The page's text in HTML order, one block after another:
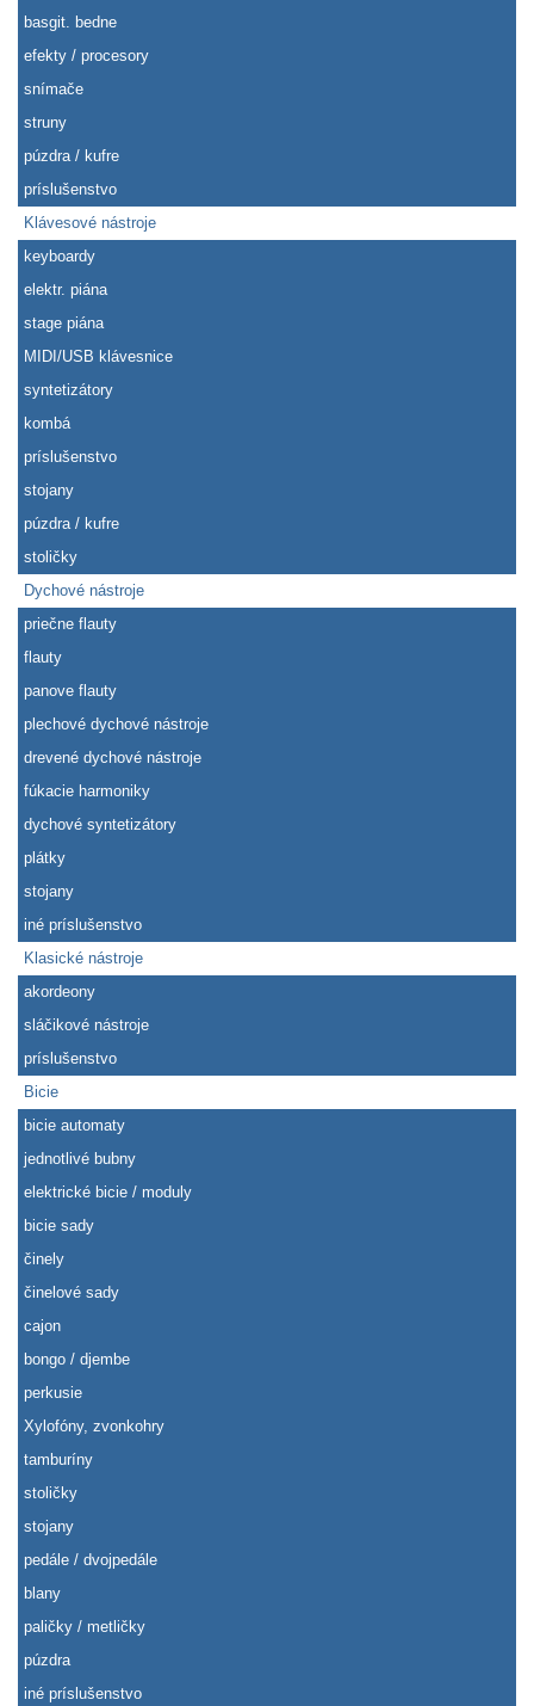
basgit. bedne
efekty / procesory
snímače
struny
púzdra / kufre
príslušenstvo
Klávesové nástroje
keyboardy
elektr. piána
stage piána
MIDI/USB klávesnice
syntetizátory
kombá
príslušenstvo
stojany
púzdra / kufre
stoličky
Dychové nástroje
priečne flauty
flauty
panove flauty
plechové dychové nástroje
drevené dychové nástroje
fúkacie harmoniky
dychové syntetizátory
plátky
stojany
iné príslušenstvo
Klasické nástroje
akordeony
sláčikové nástroje
príslušenstvo
Bicie
bicie automaty
jednotlivé bubny
elektrické bicie / moduly
bicie sady
činely
činelové sady
cajon
bongo / djembe
perkusie
Xylofóny, zvonkohry
tamburíny
stoličky
stojany
pedále / dvojpedále
blany
paličky / metličky
púzdra
iné príslušenstvo